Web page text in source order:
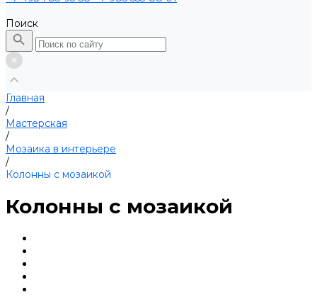
Поиск
Главная
/
Мастерская
/
Мозаика в интерьере
/
Колонны с мозаикой
Колонны с мозаикой